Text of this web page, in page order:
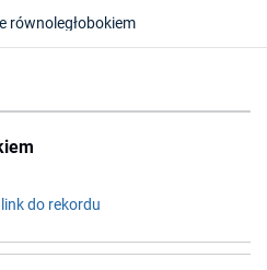
równoległobokiem
do rekordu